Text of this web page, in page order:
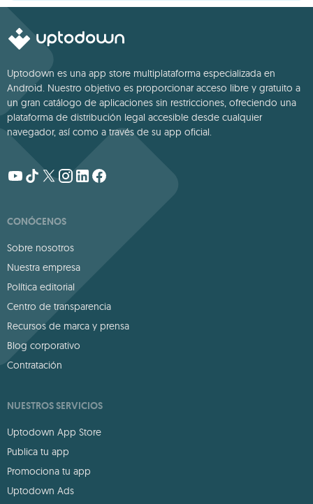
Uptodown es una app store multiplataforma especializada en
Android. Nuestro objetivo es proporcionar acceso libre y gratuito a
un gran catálogo de aplicaciones sin restricciones, ofreciendo una
plataforma de distribución legal accesible desde cualquier
navegador, así como a través de su app oficial.
CONÓCENOS
Sobre nosotros
Nuestra empresa
Política editorial
Centro de transparencia
Recursos de marca y prensa
Blog corporativo
Contratación
NUESTROS SERVICIOS
Uptodown App Store
Publica tu app
Promociona tu app
Uptodown Ads